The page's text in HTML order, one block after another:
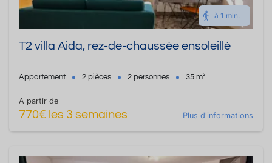
à 1 min.
T2 villa Aida, rez-de-chaussée ensoleillé
Appartement 2 pièces 2 personnes 35 m²
A partir de
770€ les 3 semaines Plus d'informations